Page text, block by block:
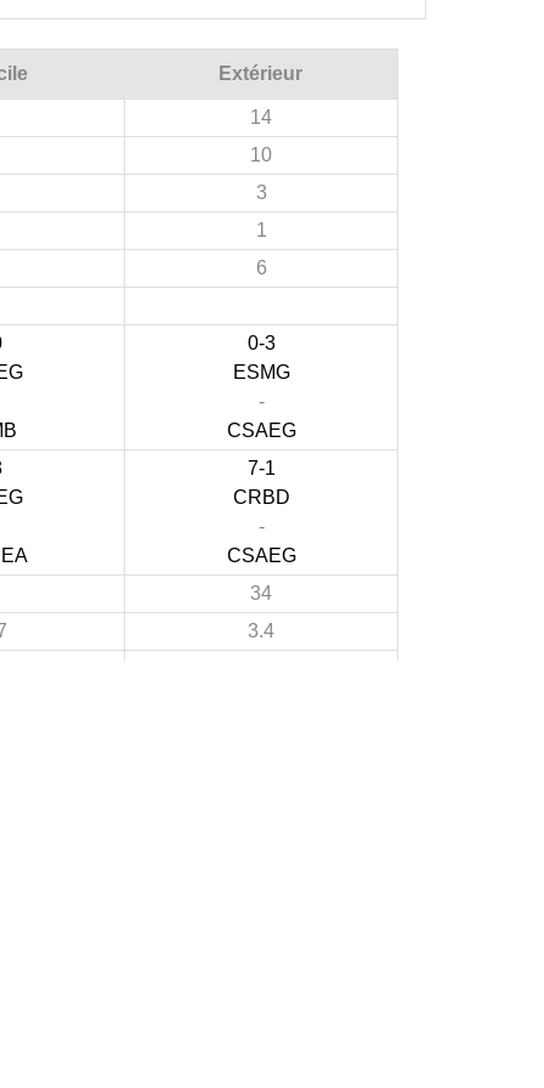
Extérieur
14
10
3
1
6
0-3
ESMG
-
CSAEG
7-1
CRBD
-
CSAEG
34
3.4